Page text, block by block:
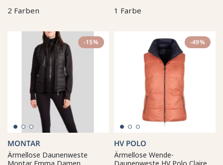
2 Farben
1 Farbe
-15%
MONTAR
Ärmellose Daunenweste
-49%
HV POLO
Ärmellose Wende-